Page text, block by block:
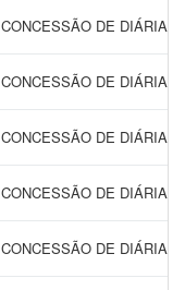
CONCESSÃO DE DIÁRIAS
CONCESSÃO DE DIÁRIAS
CONCESSÃO DE DIÁRIAS
CONCESSÃO DE DIÁRIAS
CONCESSÃO DE DIÁRIAS